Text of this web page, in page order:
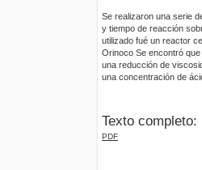
Se realizaron una serie
y tiempo de reacción
utilizado fué un reactor
Orinoco Se encontró
una reducción de
una concentración de
Texto completo:
PDF